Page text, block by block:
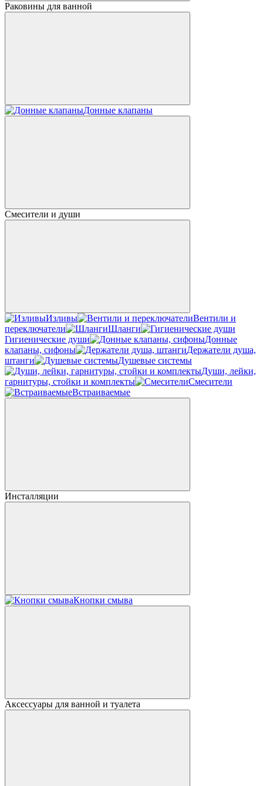
Раковины для ванной
Донные клапаны
Смесители и души
Изливы
Вентили и
переключатели
Шланги
Гигиенические души
Донные
клапаны, сифоны
Держатели душа,
штанги
Душевые системы
Души, лейки,
гарнитуры, стойки и комплекты
Смесители
Встраиваемые
Инсталляции
Кнопки смыва
Аксессуары для ванной и туалета